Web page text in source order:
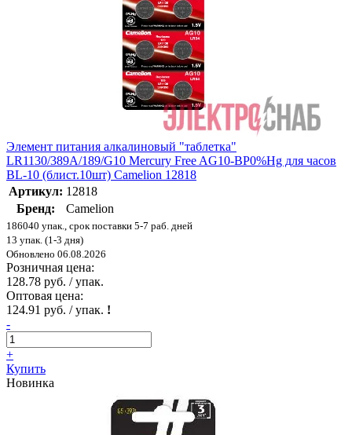
Элемент питания алкалиновый "таблетка"
LR1130/389A/189/G10 Mercury Free AG10-BP0%Hg для часов
BL-10 (блист.10шт) Camelion 12818
Артикул: 12818
Бренд:
Camelion
186040 упак., срок поставки 5-7 раб. дней
13 упак. (1-3 дня)
Обновлено 06.08.2026
Розничная цена:
128.78 руб. / упак.
Оптовая цена:
124.91 руб. / упак. !
-
+
Купить
Новинка